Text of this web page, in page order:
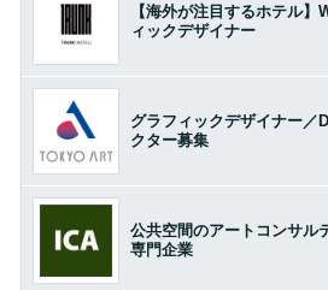
【海外が注目するホテル
ィックデザイナー
グラフィックデザイナー／
クター募集
公共空間のアートコンサル
専門企業